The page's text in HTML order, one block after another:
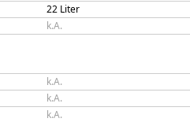
22 Liter
k.A.
k.A.
k.A.
k.A.